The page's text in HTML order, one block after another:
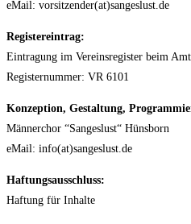
eMail: vorsitzender(at)sangeslust.de
Registereintrag:
Eintragung im Vereinsregister beim
Registernummer: VR 6101
Konzeption, Gestaltung,
Männerchor “Sangeslust“ Hünsborn
eMail: info(at)sangeslust.de
Haftungsausschluss:
Haftung für Inhalte